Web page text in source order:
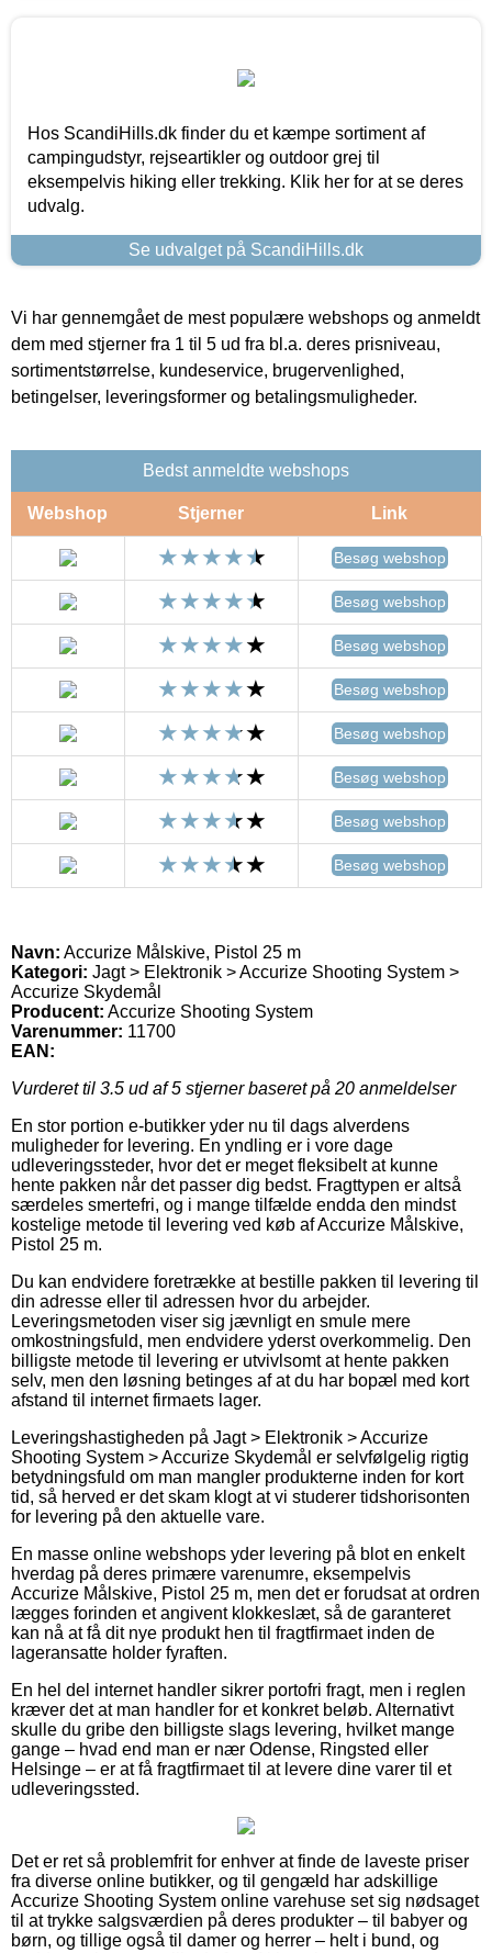
Hos ScandiHills.dk finder du et kæmpe sortiment af
campingudstyr, rejseartikler og outdoor grej til
eksempelvis hiking eller trekking. Klik her for at se deres
udvalg.
Se udvalget på ScandiHills.dk
Vi har gennemgået de mest populære webshops og anmeldt
dem med stjerner fra 1 til 5 ud fra bl.a. deres prisniveau,
sortimentstørrelse, kundeservice, brugervenlighed,
betingelser, leveringsformer og betalingsmuligheder.
Bedst anmeldte webshops
Webshop Stjerner Link
Besøg webshop
Besøg webshop
Besøg webshop
Besøg webshop
Besøg webshop
Besøg webshop
Besøg webshop
Besøg webshop
Navn: Accurize Målskive, Pistol 25 m
Kategori: Jagt > Elektronik > Accurize Shooting System >
Accurize Skydemål
Producent: Accurize Shooting System
Varenummer: 11700
EAN:
Vurderet til 3.5 ud af 5 stjerner baseret på 20 anmeldelser
En stor portion e-butikker yder nu til dags alverdens
muligheder for levering. En yndling er i vore dage
udleveringssteder, hvor det er meget fleksibelt at kunne
hente pakken når det passer dig bedst. Fragttypen er altså
særdeles smertefri, og i mange tilfælde endda den mindst
kostelige metode til levering ved køb af Accurize Målskive,
Pistol 25 m.
Du kan endvidere foretrække at bestille pakken til levering til
din adresse eller til adressen hvor du arbejder.
Leveringsmetoden viser sig jævnligt en smule mere
omkostningsfuld, men endvidere yderst overkommelig. Den
billigste metode til levering er utvivlsomt at hente pakken
selv, men den løsning betinges af at du har bopæl med kort
afstand til internet firmaets lager.
Leveringshastigheden på Jagt > Elektronik > Accurize
Shooting System > Accurize Skydemål er selvfølgelig rigtig
betydningsfuld om man mangler produkterne inden for kort
tid, så herved er det skam klogt at vi studerer tidshorisonten
for levering på den aktuelle vare.
En masse online webshops yder levering på blot en enkelt
hverdag på deres primære varenumre, eksempelvis
Accurize Målskive, Pistol 25 m, men det er forudsat at ordren
lægges forinden et angivent klokkeslæt, så de garanteret
kan nå at få dit nye produkt hen til fragtfirmaet inden de
lageransatte holder fyraften.
En hel del internet handler sikrer portofri fragt, men i reglen
kræver det at man handler for et konkret beløb. Alternativt
skulle du gribe den billigste slags levering, hvilket mange
gange – hvad end man er nær Odense, Ringsted eller
Helsinge – er at få fragtfirmaet til at levere dine varer til et
udleveringssted.
Det er ret så problemfrit for enhver at finde de laveste priser
fra diverse online butikker, og til gengæld har adskillige
Accurize Shooting System online varehuse set sig nødsaget
til at trykke salgsværdien på deres produkter – til babyer og
børn, og tillige også til damer og herrer – helt i bund, og